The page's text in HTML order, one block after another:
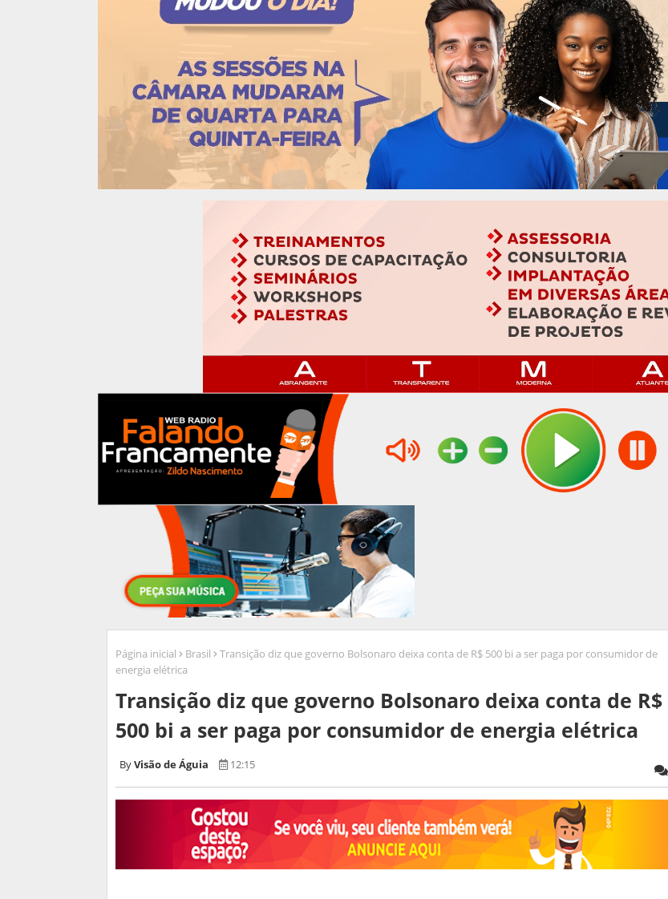
Página inicial Brasil
Transição diz que governo Bolsonaro deixa conta de R$ 500 bi a ser paga por consumidor de
energia elétrica
Transição diz que governo Bolsonaro deixa conta de R$
500 bi a ser paga por consumidor de energia elétrica
Visão de Águia 12:15